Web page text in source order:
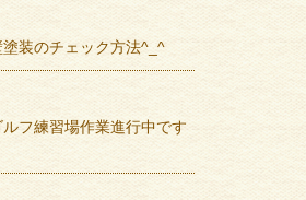
装のチェック方法^_^
フ練習場作業進行中です